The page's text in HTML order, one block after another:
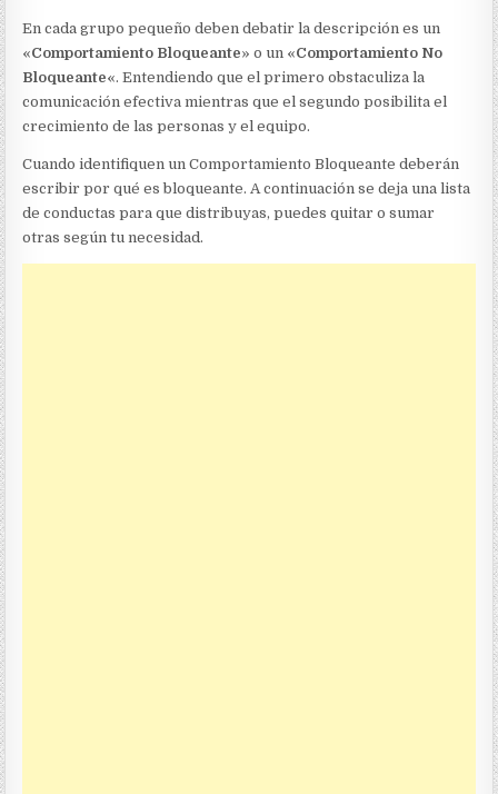
En cada grupo pequeño deben debatir la descripción es un
«Comportamiento Bloqueante» o un «Comportamiento No
Bloqueante«. Entendiendo que el primero obstaculiza la
comunicación efectiva mientras que el segundo posibilita el
crecimiento de las personas y el equipo.
Cuando identifiquen un Comportamiento Bloqueante deberán
escribir por qué es bloqueante. A continuación se deja una lista
de conductas para que distribuyas, puedes quitar o sumar
otras según tu necesidad.